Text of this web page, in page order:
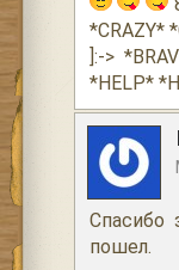
*CRAZY*
]:->
*HELP*
Спасибо
пошел.